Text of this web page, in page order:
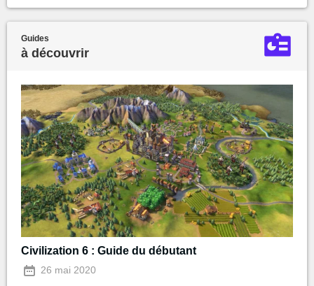
Guides
à découvrir
Civilization 6 : Guide du débutant
26 mai 2020